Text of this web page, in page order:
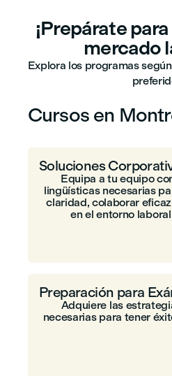
¡Prepárate
mercado
Explora los programas
Cursos en
Soluciones
Equipa a tu equipo
lingüísticas necesarias
claridad, colaborar
en el entorno
Preparación para
Adquiere las
necesarias para tener